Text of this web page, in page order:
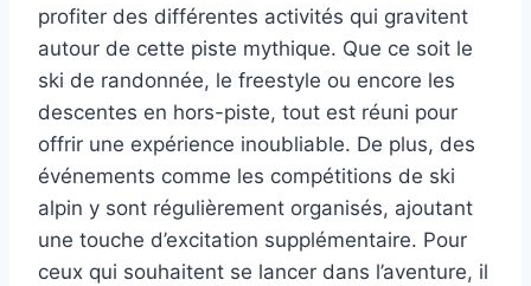
profiter des différentes activités qui gravitent
autour de cette piste mythique. Que ce soit le
ski de randonnée, le freestyle ou encore les
descentes en hors-piste, tout est réuni pour
offrir une expérience inoubliable. De plus, des
événements comme les compétitions de ski
alpin y sont régulièrement organisés, ajoutant
une touche d’excitation supplémentaire. Pour
ceux qui souhaitent se lancer dans l’aventure, il